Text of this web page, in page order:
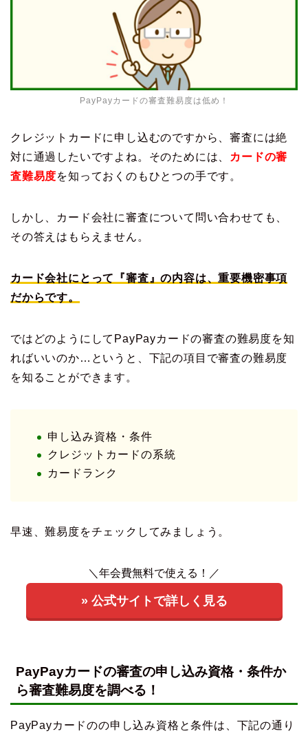
PayPayカードの審査難易度は低め！
クレジットカードに申し込むのですから、審査には絶
対に通過したいですよね。そのためには、
カードの審
査難易度を知っておくのもひとつの手です。
しかし、カード会社に審査について問い合わせても、
その答えはもらえません。
カード会社にとって『審査 』の内容は、重要機密事項
だからです。
ではどのようにしてPayPayカードの審査の難易度を知
ればいいのか…というと、下記の項目で審査の難易度
を知ることができます。
申し込み資格・条件
クレジットカードの系統
カードランク
早速、難易度をチェックしてみましょう。
＼年会費無料で使える！／
» 公式サイトで詳しく見る
PayPayカードの審査の申し込み資格・条件か
ら審査難易度を調べる！
PayPayカードのの申し込み資格と条件は、下記の通り